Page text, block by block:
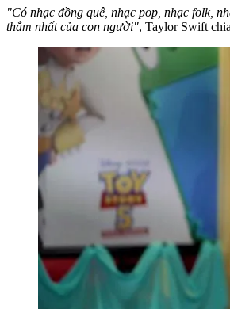
"Có nhạc đồng quê, nhạc pop, nhạc folk,
thẳm nhất của con người", Taylor Swift